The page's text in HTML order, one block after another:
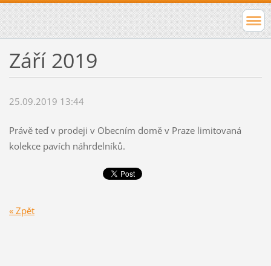
Září 2019
25.09.2019 13:44
Právě teď v prodeji v Obecním domě v Praze limitovaná
kolekce pavích náhrdelníků.
« Zpět